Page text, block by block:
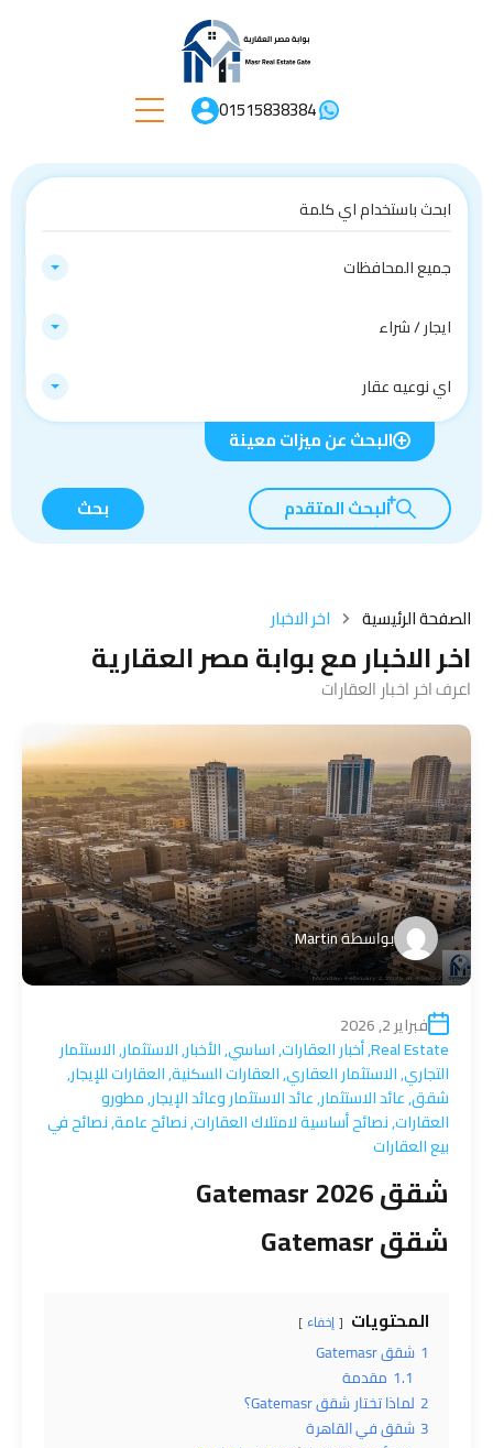
01515838384
جميع المحافظات
ايجار / شراء
اي نوعيه عقار
البحث عن ميزات معينة
البحث المتقدم بحث
الصفحة الرئيسية اخر الاخبار
اخر الاخبار مع بوابة مصر العقارية
اعرف اخر اخبار العقارات
بواسطةMartin
فبراير 2, 2026
Real Estate
,أخبار العقارات,اساسي,الأخبار,الاستثمار,الاستثمار
التجاري,الاستثمار العقاري,العقارات السكنية,العقارات للإيجار,
شقق,عائد الاستثمار,عائد الاستثمار وعائد الإيجار,مطورو
العقارات,نصائح أساسية لامتلاك العقارات,نصائح عامة,نصائح في
بيع العقارات
شقق Gatemasr 2026
شقق Gatemasr
المحتويات إخفاء
1 شقق Gatemasr
1.1 مقدمة
2 لماذا تختار شقق Gatemasr؟
3 شقق في القاهرة